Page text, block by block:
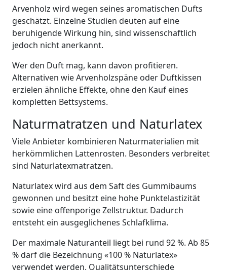
Arvenholz wird wegen seines aromatischen Dufts
geschätzt. Einzelne Studien deuten auf eine
beruhigende Wirkung hin, sind wissenschaftlich
jedoch nicht anerkannt.
Wer den Duft mag, kann davon profitieren.
Alternativen wie Arvenholzspäne oder Duftkissen
erzielen ähnliche Effekte, ohne den Kauf eines
kompletten Bettsystems.
Naturmatratzen und Naturlatex
Viele Anbieter kombinieren Naturmaterialien mit
herkömmlichen Lattenrosten. Besonders verbreitet
sind Naturlatexmatratzen.
Naturlatex wird aus dem Saft des Gummibaums
gewonnen und besitzt eine hohe Punktelastizität
sowie eine offenporige Zellstruktur. Dadurch
entsteht ein ausgeglichenes Schlafklima.
Der maximale Naturanteil liegt bei rund 92 %. Ab 85
% darf die Bezeichnung «100 % Naturlatex»
verwendet werden. Qualitätsunterschiede